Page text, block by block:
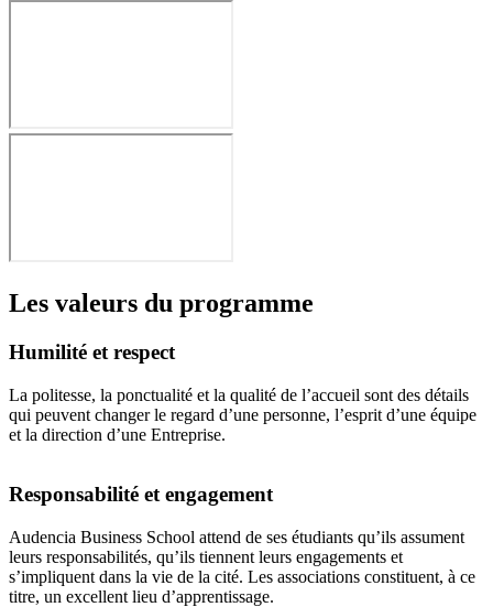
Les valeurs du programme
Humilité et respect
La politesse, la ponctualité et la qualité de l’accueil sont des détails
qui peuvent changer le regard d’une personne, l’esprit d’une équipe
et la direction d’une Entreprise.
Responsabilité et engagement
Audencia Business School attend de ses étudiants qu’ils assument
leurs responsabilités, qu’ils tiennent leurs engagements et
s’impliquent dans la vie de la cité. Les associations constituent, à ce
titre, un excellent lieu d’apprentissage.